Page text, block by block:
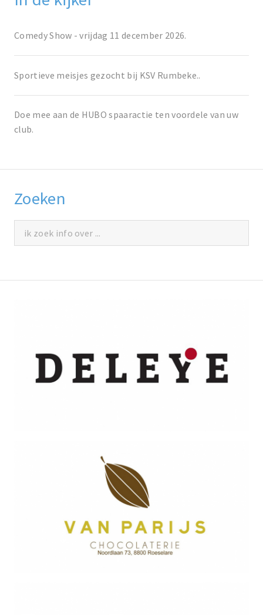
Comedy Show - vrijdag 11 december 2026.
Sportieve meisjes gezocht bij KSV Rumbeke..
Doe mee aan de HUBO spaaractie ten voordele van uw
club.
Zoeken